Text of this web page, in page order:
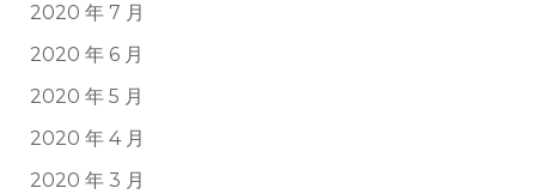
2020 年 7 月
2020 年 6 月
2020 年 5 月
2020 年 4 月
2020 年 3 月